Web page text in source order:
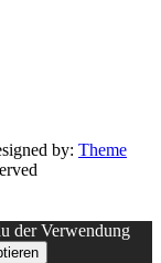
by: Theme
der Verwendung